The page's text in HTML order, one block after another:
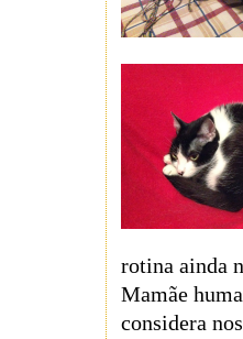
rotina ainda
Mamãe
considera